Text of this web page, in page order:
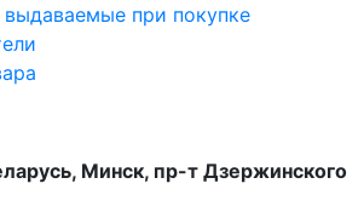
при покупке
Минск, пр-т Дзержинского